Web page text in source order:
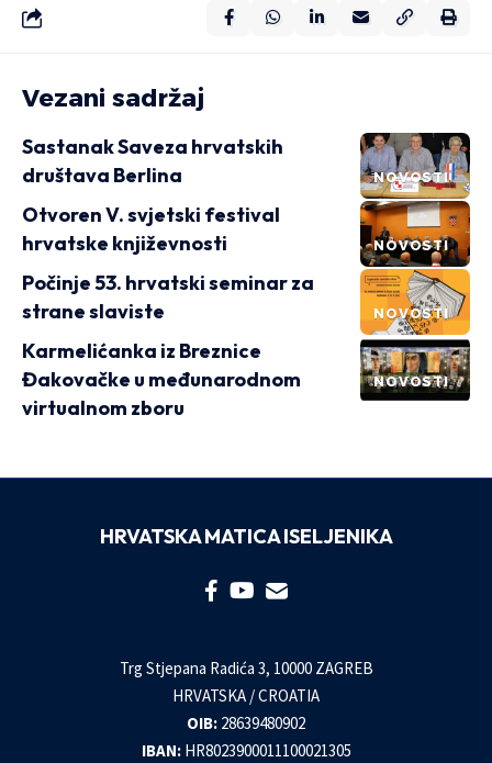
Vezani sadržaj
NOVOSTI
Sastanak Saveza hrvatskih
društava Berlina
NOVOSTI
Otvoren V. svjetski festival
hrvatske književnosti
NOVOSTI
Počinje 53. hrvatski seminar za
strane slaviste
NOVOSTI
Karmelićanka iz Breznice
Đakovačke u međunarodnom
virtualnom zboru
HRVATSKA MATICA ISELJENIKA
Trg Stjepana Radića 3, 10000 ZAGREB
HRVATSKA / CROATIA
OIB: 28639480902
IBAN: HR8023900011100021305